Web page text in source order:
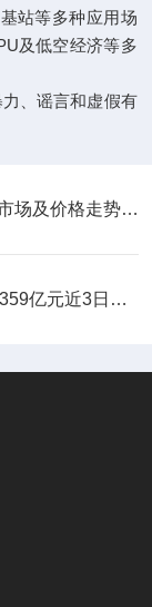
站等多种应用场
及低空经济等多
、谣言和虚假有
2025-2027年DRAM、NAND市场及价格走势分析
mk体育航宇微涨063%成交额359亿元近3日主力净流入-1